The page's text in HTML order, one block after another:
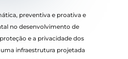
preventiva e proativa e
no desenvolvimento de
e a privacidade dos
infraestrutura projetada